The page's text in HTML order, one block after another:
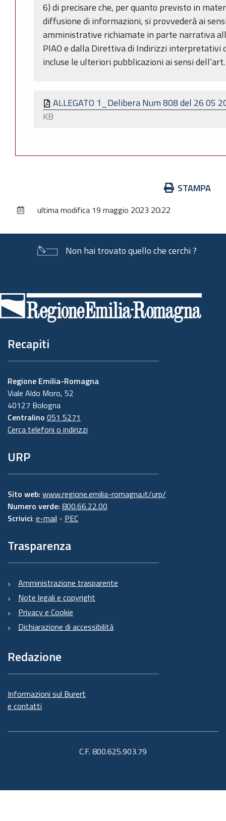
6) di precisare che, per quanto previsto in
diffusione di informazioni, si provvederà ai
amministrative richiamate in parte narrativa
PIAO e dalla Direttiva di Indirizzi interpretativi
incluse le ulteriori pubblicazioni ai sensi
ALLEGATO 1_Delibera Num 808 del 26 05
KB
documento
STAMPA
ultima modifica 19 maggio 2023 20:22
Non hai trovato quello che cerchi ?
di
pagina
Recapiti
Regione Emilia-Romagna
Viale Aldo Moro, 52
40127 Bologna
Centralino 051 5271
Cerca telefoni o indirizzi
URP
Sito web: www.regione.emilia-romagna.it/urp/
Numero verde: 800.66.22.00
Scrivici: e-mail - PEC
Trasparenza
Amministrazione trasparente
Note legali e copyright
Privacy e Cookie
Dichiarazione di accessibilità
Redazione
Informazioni sul Burert
e contatti
C.F. 800.625.903.79